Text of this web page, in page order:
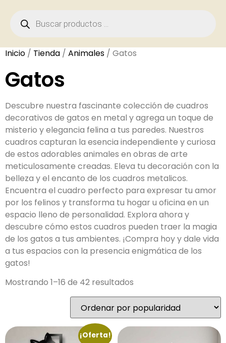
Inicio / Tienda / Animales / Gatos
Gatos
Descubre nuestra fascinante colección de cuadros
decorativos de gatos en metal y agrega un toque de
misterio y elegancia felina a tus paredes. Nuestros
cuadros capturan la esencia independiente y curiosa
de estos adorables animales en obras de arte
meticulosamente creadas. Eleva tu decoración con la
belleza y el encanto de los cuadros metalicos.
Encuentra el cuadro perfecto para expresar tu amor
por los felinos y transforma tu hogar u oficina en un
espacio lleno de personalidad. Explora ahora y
descubre cómo estos cuadros pueden traer la magia
de los gatos a tus ambientes. ¡Compra hoy y dale vida
a tus espacios con la presencia enigmática de los
gatos!
Mostrando 1–16 de 42 resultados
¡Oferta!